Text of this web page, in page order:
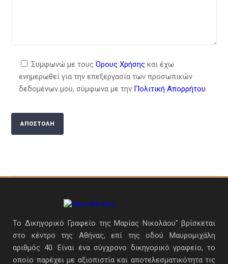
Συμφωνώ με τουςΌρους Χρήσης και έχω
ενημερωθεί για την επεξεργασία των προσωπικών
δεδομένων μου, σύμφωνα με την Πολιτική Απορρήτου
Το Δικηγορικό Γραφείο της Μαρίας Νικολάου” βρίσκεται
στο κέντρο της Αθήνας, επί της οδού Μαυρομιχάλη
αριθμός 40. Είναι ένα σύγχρονο δικηγορικό γραφείο, το
οποίο παρέχει με αξιοπιστία και αποτελεσματικότητα τις